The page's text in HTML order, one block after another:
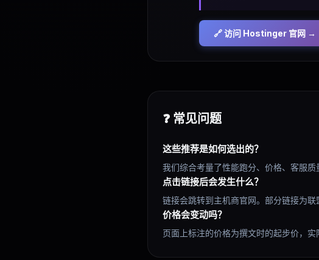
🔗 访问 Hostinger 官网 →
❓ 常见问题
这些推荐是如何选出的？
我们综合考量了性能跑分、价格、客服
点击链接后会发生什么？
链接会跳转到主机商官网。部分链接为
价格会变动吗？
页面上标注的价格为撰文时的起步价，